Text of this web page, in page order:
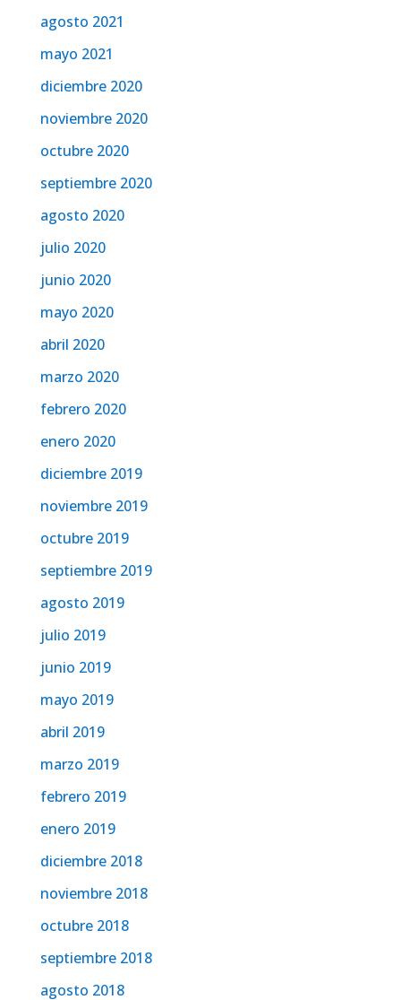
agosto 2021
mayo 2021
diciembre 2020
noviembre 2020
octubre 2020
septiembre 2020
agosto 2020
julio 2020
junio 2020
mayo 2020
abril 2020
marzo 2020
febrero 2020
enero 2020
diciembre 2019
noviembre 2019
octubre 2019
septiembre 2019
agosto 2019
julio 2019
junio 2019
mayo 2019
abril 2019
marzo 2019
febrero 2019
enero 2019
diciembre 2018
noviembre 2018
octubre 2018
septiembre 2018
agosto 2018